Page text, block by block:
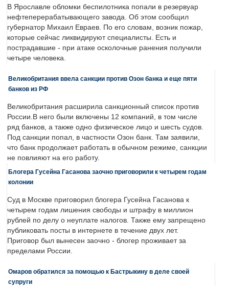
В Ярославле обломки беспилотника попали в резервуар
нефтеперерабатывающего завода. Об этом сообщил
губернатор Михаил Евраев. По его словам, возник пожар,
которые сейчас ликвидируют специалисты. Есть и
пострадавшие - при атаке осколочные ранения получили
четыре человека.
Великобритания ввела санкции против Озон банка и еще пяти
банков из РФ
Великобритания расширила санкционный список против
России.В него были включены 12 компаний, в том числе
ряд банков, а также одно физическое лицо и шесть судов.
Под санкции попал, в частности Озон банк. Там заявили,
что банк продолжает работать в обычном режиме, санкции
не повлияют на его работу.
Блогера Гусейна Гасанова заочно приговорили к четырем годам
колонии
Суд в Москве приговорил блогера Гусейна Гасанова к
четырем годам лишения свободы и штрафу в миллион
рублей по делу о неуплате налогов. Также ему запрещено
публиковать посты в интернете в течение двух лет.
Приговор был вынесен заочно - блогер проживает за
пределами России.
Омаров обратился за помощью к Бастрыкину в деле своей
супруги